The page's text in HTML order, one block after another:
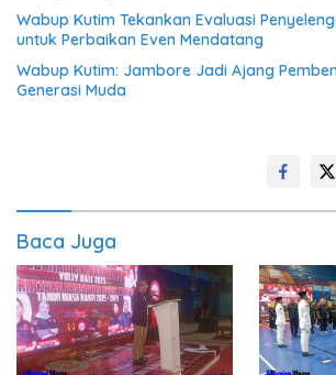
Wabup Kutim Tekankan Evaluasi
untuk Perbaikan Even Mendatang
Wabup Kutim: Jambore Jadi Ajang
Generasi Muda
Baca Juga